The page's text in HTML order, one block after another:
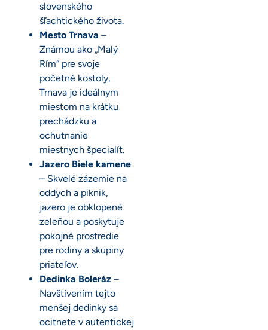
slovenského
šľachtického života.
Mesto Trnava –
Známou ako „Malý
Rím“ pre svoje
početné kostoly,
Trnava je ideálnym
miestom na krátku
prechádzku a
ochutnanie
miestnych špecialít.
Jazero Biele kamene
– Skvelé zázemie na
oddych a piknik,
jazero je obklopené
zeleňou a poskytuje
pokojné prostredie
pre rodiny a skupiny
priateľov.
Dedinka Boleráz –
Navštívením tejto
menšej dedinky sa
ocitnete v autentickej